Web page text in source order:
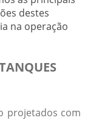
destes
na operação
projetados com